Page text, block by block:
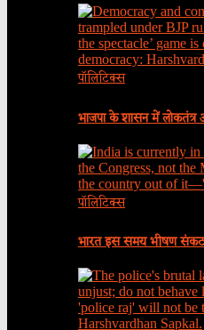
पॉलिटिक्स
भाजपा के शासन में लोकतंत्र
पॉलिटिक्स
भारत इस समय भीषण संकट